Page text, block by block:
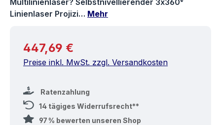
Linienlaser Projizi… Mehr
Regulärer Preis:
447,69 €
Preise inkl. MwSt. zzgl. Versandkosten
Ratenzahlung
14 tägiges Widerrufsrecht**
97 % bewerten unseren Shop